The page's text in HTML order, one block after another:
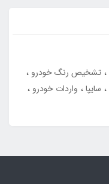
تشخیص رنگ خودرو
سایپا
واردات خودرو